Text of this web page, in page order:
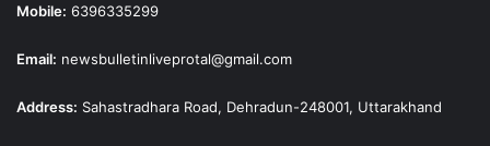
Mobile: 6396335299
Email: newsbulletinliveprotal@gmail.com
Address: Sahastradhara Road, Dehradun-248001, Uttarakhand